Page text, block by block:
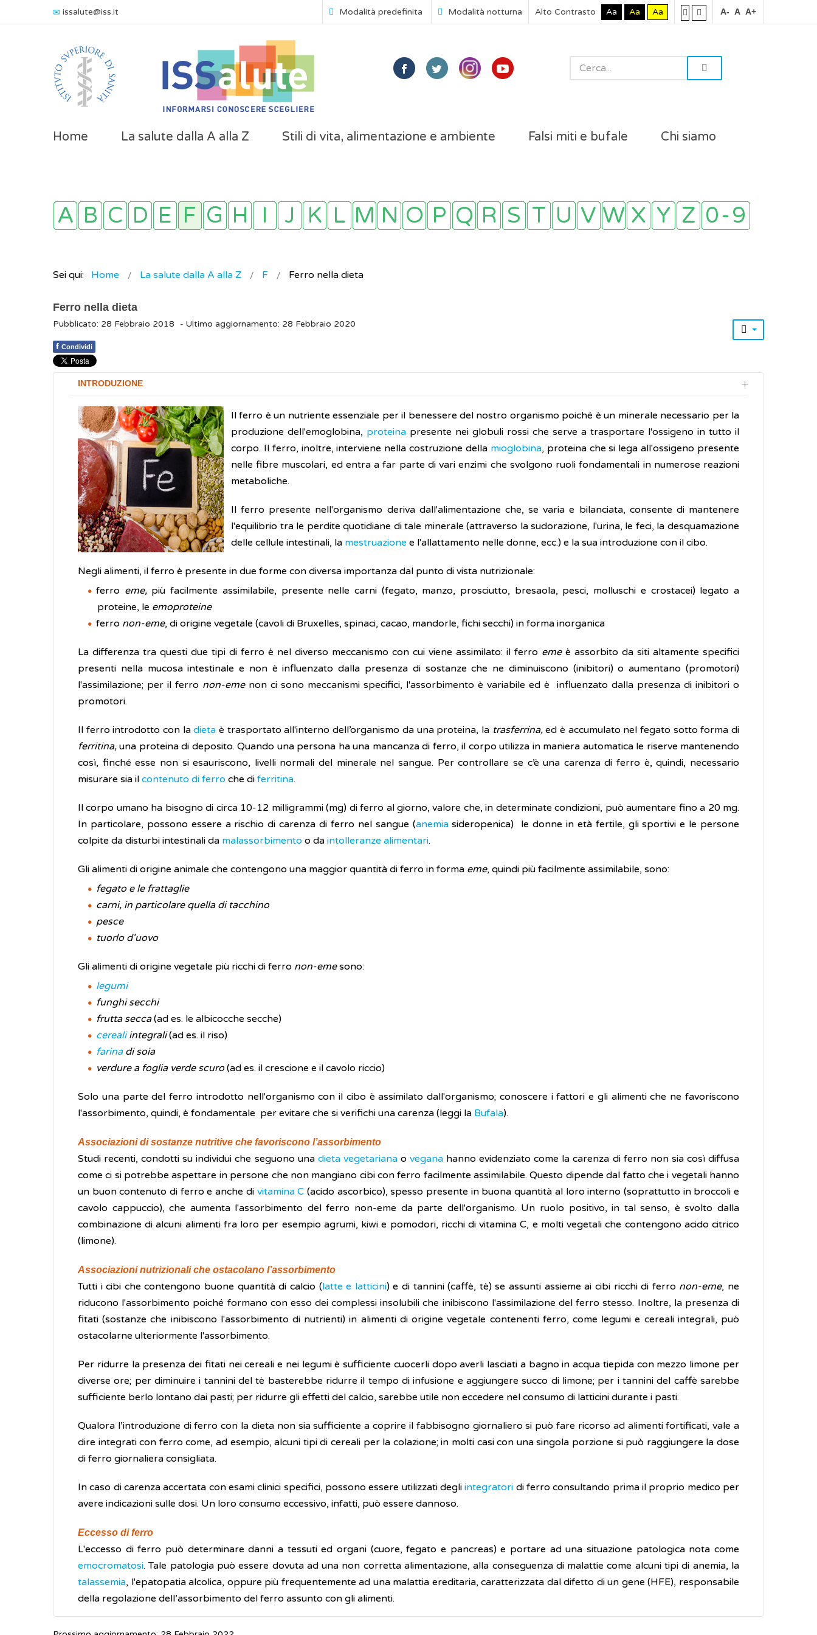
issalute@iss.it Modalità predefinita Modalità notturna Alto Contrasto Aa Aa Aa A- A A+
Home La salute dalla A alla Z Stili di vita, alimentazione e ambiente Falsi miti e bufale Chi siamo
Sei qui: Home La salute dalla A alla Z F Ferro nella dieta
Ferro nella dieta
Pubblicato: 28 Febbraio 2018 - Ultimo aggiornamento: 28 Febbraio 2020
f Condividi
INTRODUZIONE
Il ferro è un nutriente essenziale per il benessere del nostro organismo poiché è un minerale necessario per la
produzione dell'emoglobina, proteina presente nei globuli rossi che serve a trasportare l'ossigeno in tutto il
corpo. Il ferro, inoltre, interviene nella costruzione della mioglobina, proteina che si lega all'ossigeno presente
nelle fibre muscolari, ed entra a far parte di vari enzimi che svolgono ruoli fondamentali in numerose reazioni
metaboliche.
Il ferro presente nell'organismo deriva dall'alimentazione che, se varia e bilanciata, consente di mantenere
l'equilibrio tra le perdite quotidiane di tale minerale (attraverso la sudorazione, l'urina, le feci, la desquamazione
delle cellule intestinali, la mestruazione e l'allattamento nelle donne, ecc.) e la sua introduzione con il cibo.
Negli alimenti, il ferro è presente in due forme con diversa importanza dal punto di vista nutrizionale:
ferro eme,più facilmente assimilabile, presente nelle carni (fegato, manzo, prosciutto, bresaola, pesci, molluschi e crostacei) legato a
proteine, le emoproteine
ferro non-eme, di origine vegetale (cavoli di Bruxelles, spinaci, cacao, mandorle, fichi secchi) in forma inorganica
La differenza tra questi due tipi di ferro è nel diverso meccanismo con cui viene assimilato: il ferro emeè assorbito da siti altamente specifici
presenti nella mucosa intestinale e non è influenzato dalla presenza di sostanze che ne diminuiscono (inibitori) o aumentano (promotori)
l'assimilazione; per il ferro non-emenon ci sono meccanismi specifici, l'assorbimento è variabile ed è influenzato dalla presenza di inibitori o
promotori.
Il ferro introdotto con ladieta è trasportato all'interno dell’organismo da una proteina, la trasferrina,ed è accumulato nel fegato sotto forma di
ferritina, una proteina di deposito. Quando una persona ha una mancanza di ferro, il corpo utilizza in maniera automatica le riserve mantenendo
così, finché esse non si esauriscono, livelli normali del minerale nel sangue. Per controllare se c’è una carenza di ferro è, quindi, necessario
misurare sia il contenuto di ferro che di ferritina.
Il corpo umano ha bisogno di circa 10-12 milligrammi (mg) di ferro al giorno, valore che, in determinate condizioni, può aumentare fino a 20 mg.
In particolare, possono essere a rischio di carenza di ferro nel sangue (anemiasideropenica) le donne in età fertile, gli sportivi e le persone
colpite da disturbi intestinali da malassorbimento o da intolleranze alimentari.
Gli alimenti di origine animale che contengono una maggior quantità di ferro in forma eme, quindi più facilmente assimilabile, sono:
fegato e le frattaglie
carni, in particolare quella di tacchino
pesce
tuorlo d'uovo
Gli alimenti di origine vegetale più ricchi di ferro non-emesono:
legumi
funghi secchi
frutta secca(ad es. le albicocche secche)
cerealiintegrali(ad es. il riso)
farinadi soia
verdure a foglia verde scuro(ad es. il crescione e il cavolo riccio)
Solo una parte del ferro introdotto nell'organismo con il cibo è assimilato dall'organismo; conoscere i fattori e gli alimenti che ne favoriscono
l'assorbimento, quindi, è fondamentale per evitare che si verifichi una carenza (leggi la Bufala).
Associazioni di sostanze nutritive che favoriscono l’assorbimento
Studi recenti, condotti su individui che seguono una dieta vegetarianaovegana hanno evidenziato come la carenza di ferro non sia così diffusa
come ci si potrebbe aspettare in persone che non mangiano cibi con ferro facilmente assimilabile. Questo dipende dal fatto che i vegetali hanno
un buon contenuto di ferro e anche di vitamina C (acido ascorbico), spesso presente in buona quantità al loro interno (soprattutto in broccoli e
cavolo cappuccio), che aumenta l'assorbimento del ferro non-eme da parte dell'organismo. Un ruolo positivo, in tal senso, è svolto dalla
combinazione di alcuni alimenti fra loro per esempio agrumi, kiwi e pomodori, ricchi di vitamina C, e molti vegetali che contengono acido citrico
(limone).
Associazioni nutrizionali che ostacolano l’assorbimento
Tutti i cibi che contengono buone quantità di calcio (latte e latticini) e di tannini (caffè, tè) se assunti assieme ai cibi ricchi di ferro non-eme, ne
riducono l'assorbimento poiché formano con esso dei complessi insolubili che inibiscono l'assimilazione del ferro stesso. Inoltre, la presenza di
fitati (sostanze che inibiscono l'assorbimento di nutrienti) in alimenti di origine vegetale contenenti ferro, come legumi e cereali integrali, può
ostacolarne ulteriormente l'assorbimento.
Per ridurre la presenza dei fitati nei cereali e nei legumi è sufficiente cuocerli dopo averli lasciati a bagno in acqua tiepida con mezzo limone per
diverse ore; per diminuire i tannini del tè basterebbe ridurre il tempo di infusione e aggiungere succo di limone; per i tannini del caffè sarebbe
sufficiente berlo lontano dai pasti; per ridurre gli effetti del calcio, sarebbe utile non eccedere nel consumo di latticini durante i pasti.
Qualora l’introduzione di ferro con la dieta non sia sufficiente a coprire il fabbisogno giornaliero si può fare ricorso ad alimenti fortificati, vale a
dire integrati con ferro come, ad esempio, alcuni tipi di cereali per la colazione; in molti casi con una singola porzione si può raggiungere la dose
di ferro giornaliera consigliata.
In caso di carenza accertata con esami clinici specifici, possono essere utilizzati degliintegratori di ferro consultando prima il proprio medico per
avere indicazioni sulle dosi. Un loro consumo eccessivo, infatti, può essere dannoso.
Eccesso di ferro
L'eccesso di ferro può determinare danni a tessuti ed organi (cuore, fegato e pancreas) e portare ad una situazione patologica nota come
emocromatosi. Tale patologia può essere dovuta ad una non corretta alimentazione, alla conseguenza di malattie come alcuni tipi di anemia, la
talassemia, l'epatopatia alcolica, oppure più frequentemente ad una malattia ereditaria, caratterizzata dal difetto di un gene (HFE), responsabile
della regolazione dell’assorbimento del ferro assunto con gli alimenti.